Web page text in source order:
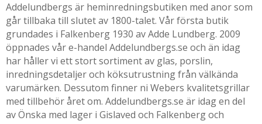
Addelundbergs är heminredningsbutiken med anor som
går tillbaka till slutet av 1800-talet. Vår första butik
grundades i Falkenberg 1930 av Adde Lundberg. 2009
öppnades vår e-handel Addelundbergs.se och än idag
har håller vi ett stort sortiment av glas, porslin,
inredningsdetaljer och köksutrustning från välkända
varumärken. Dessutom finner ni Webers kvalitetsgrillar
med tillbehör året om. Addelundbergs.se är idag en del
av Önska med lager i Gislaved och Falkenberg och